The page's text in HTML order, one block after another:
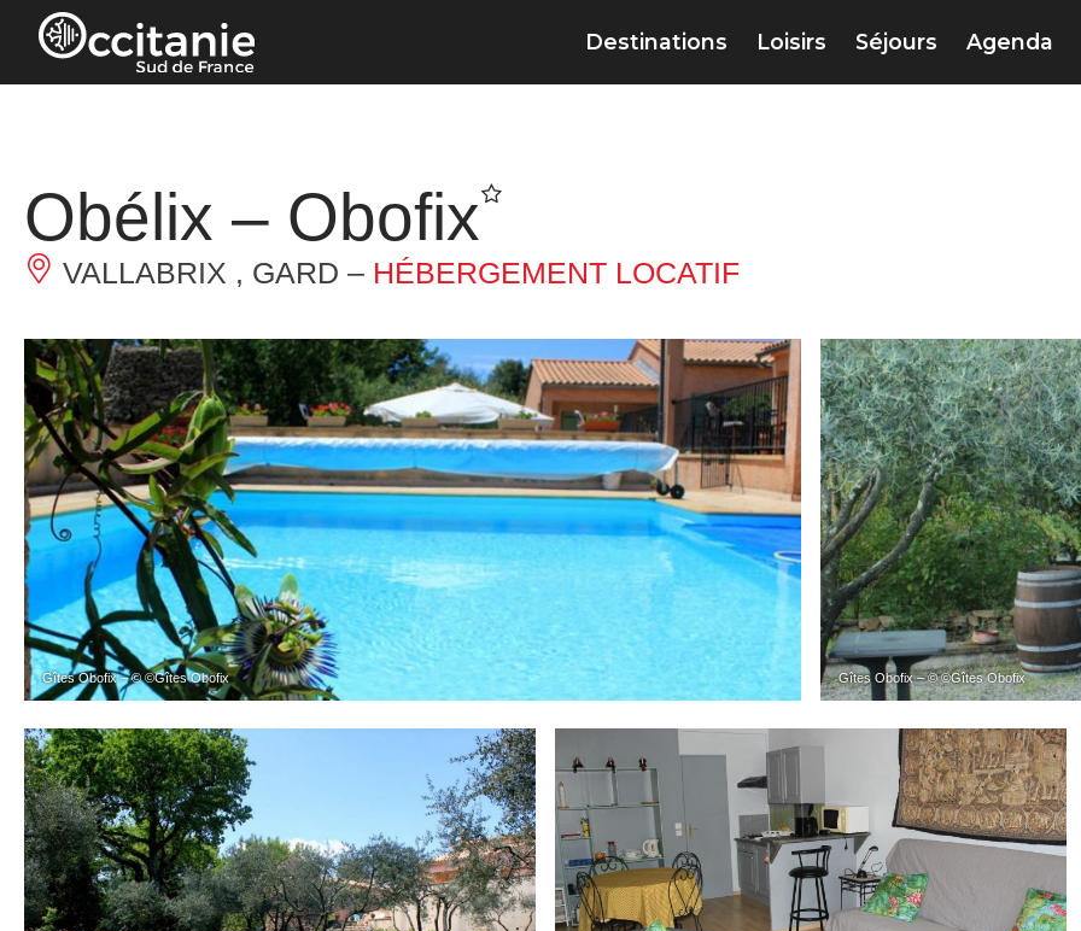
Panneau de gestion des cookies
Destinations Loisirs Séjours Agenda
Obélix – Obofix
VALLABRIX , GARD – HÉBERGEMENT LOCATIF
Gîtes Obofix – © ©Gîtes Obofix Gîtes Obofix – © ©Gîtes Obofix